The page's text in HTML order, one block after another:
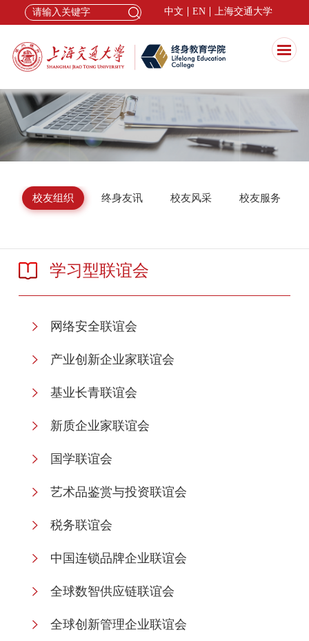
中文 EN 上海交通大学
校友组织 终身友讯 校友风采 校友服务
学习型联谊会
网络安全联谊会
产业创新企业家联谊会
基业长青联谊会
新质企业家联谊会
国学联谊会
艺术品鉴赏与投资联谊会
税务联谊会
中国连锁品牌企业联谊会
全球数智供应链联谊会
全球创新管理企业联谊会